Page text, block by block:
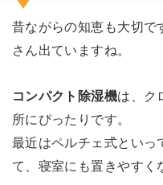
昔ながらの知恵も大切で
さん出ていますね。
コンパクト除湿機は、ク
所にぴったりです。
最近はペルチェ式といっ
て、寝室にも置きやすく